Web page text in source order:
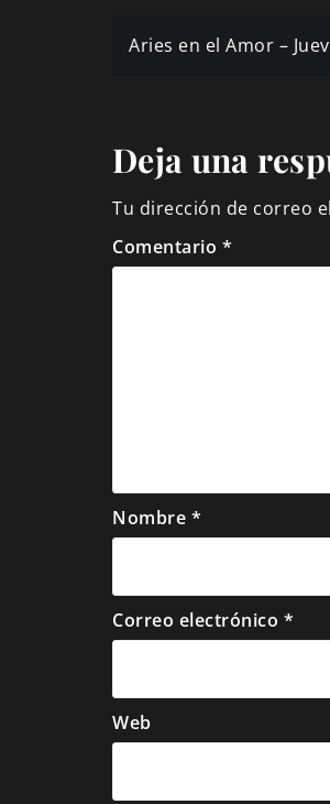
entradas
Aries en el Amor –
Deja una
Tu dirección de correo
Comentario *
Nombre *
Correo electrónico *
Web